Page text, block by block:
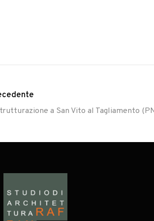
a San Vito al Tagliamento